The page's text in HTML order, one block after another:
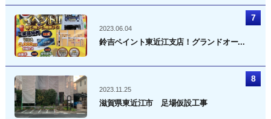
2023.06.04
鈴吉ペイント東近江支店！グランドオー...
2023.11.25
滋賀県東近江市 足場仮設工事